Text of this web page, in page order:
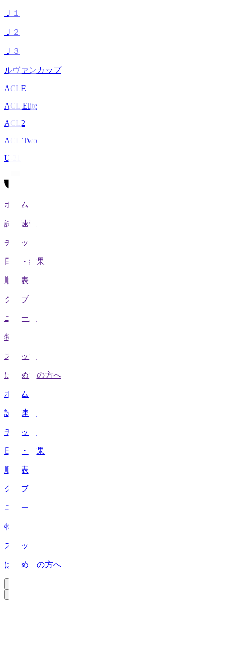
Ｊ１
Ｊ２
Ｊ３
ルヴァンカップ
ACLE
ACL Elite
ACL2
ACL Two
U-21
ホーム
試合速報
チケット
日程・結果
順位表
クラブ
ニュース
特集
スタッツ
はじめての方へ
ホーム
試合速報
チケット
日程・結果
順位表
クラブ
ニュース
特集
スタッツ
はじめての方へ